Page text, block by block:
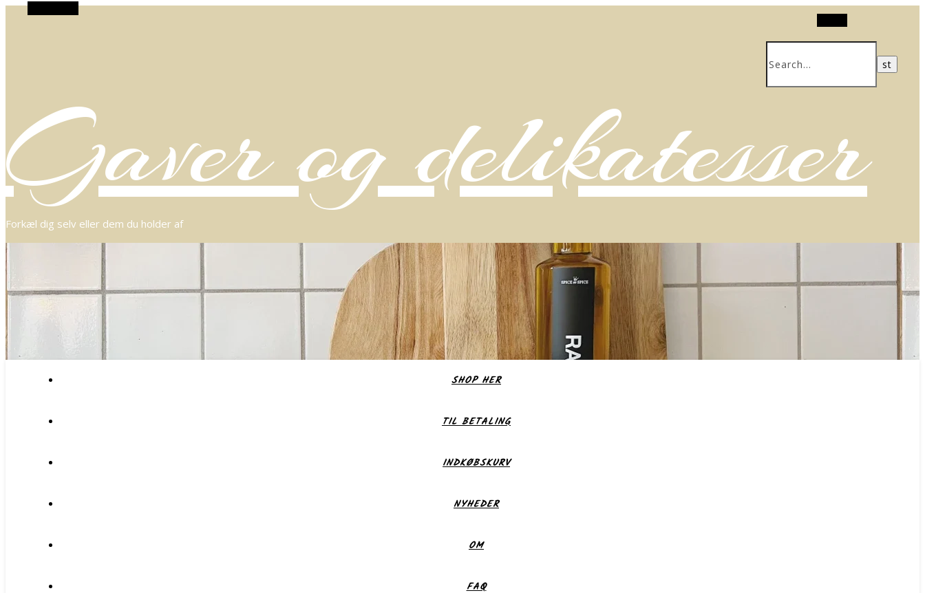
Gaver og delikatesser
Forkæl dig selv eller dem du holder af
SHOP HER
TIL BETALING
INDKØBSKURV
NYHEDER
OM
FAQ